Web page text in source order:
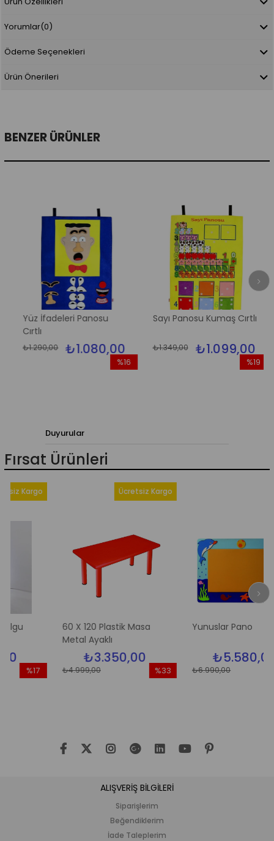
Yorumlar(0)
Ödeme Seçenekleri
Ürün Önerileri
BENZER ÜRÜNLER
Yüz İfadeleri Panosu
Cırtlı
₺1.080,00
₺1.290,00
%16
Sayı Panosu Kumaş Cırtlı
₺1.099,00
₺1.349,00
%19
Duyurular
Fırsat Ürünleri
60 X 120 Plastik Masa
Metal Ayaklı
₺3.350,00
₺4.999,00
Ücretsiz Kargo
Yunuslar Pano
₺5.580,00
₺6.990,00
ALIŞVERİŞ BİLGİLERİ
Siparişlerim
Beğendiklerim
İade Taleplerim